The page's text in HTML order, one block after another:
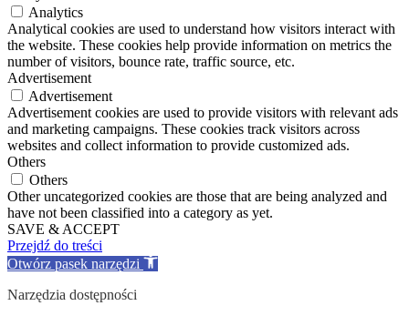
Analytics
Analytical cookies are used to understand how visitors interact with
the website. These cookies help provide information on metrics the
number of visitors, bounce rate, traffic source, etc.
Advertisement
Advertisement
Advertisement cookies are used to provide visitors with relevant ads
and marketing campaigns. These cookies track visitors across
websites and collect information to provide customized ads.
Others
Others
Other uncategorized cookies are those that are being analyzed and
have not been classified into a category as yet.
SAVE & ACCEPT
Przejdź do treści
Otwórz pasek narzędzi
Narzędzia dostępności